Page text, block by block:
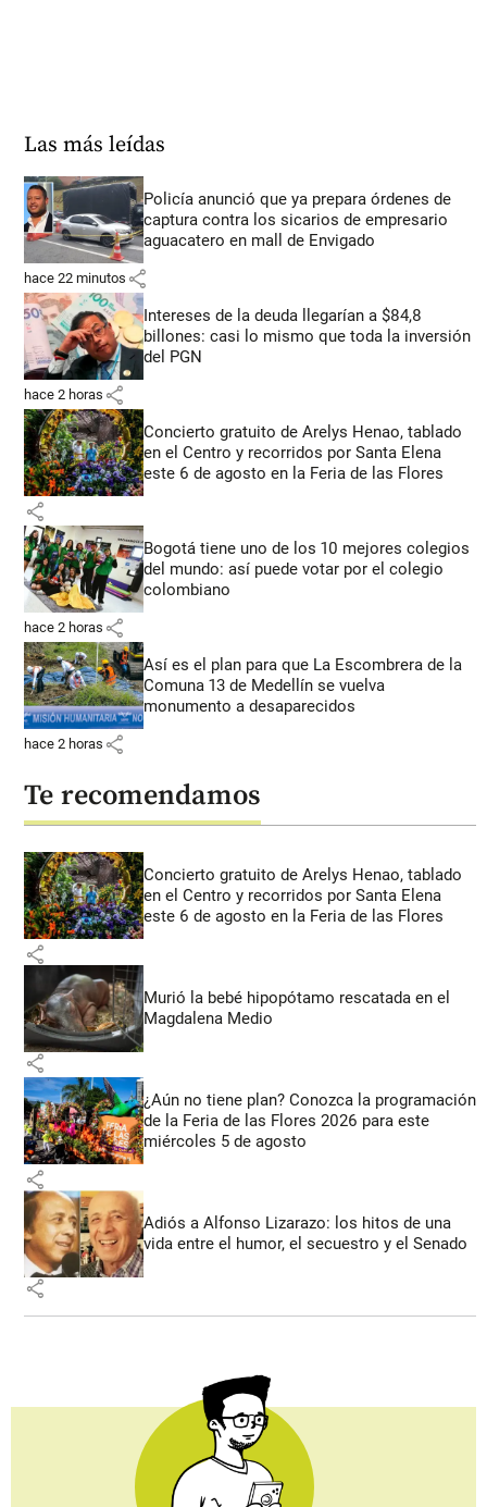
Las más leídas
Policía anunció que ya prepara órdenes de
captura contra los sicarios de empresario
aguacatero en mall de Envigado
hace 22 minutos share
Intereses de la deuda llegarían a $84,8
billones: casi lo mismo que toda la inversión
del PGN
hace 2 horas share
Concierto gratuito de Arelys Henao, tablado
en el Centro y recorridos por Santa Elena
este 6 de agosto en la Feria de las Flores
share
Bogotá tiene uno de los 10 mejores colegios
del mundo: así puede votar por el colegio
colombiano
hace 2 horas share
Así es el plan para que La Escombrera de la
Comuna 13 de Medellín se vuelva
monumento a desaparecidos
hace 2 horas share
Te recomendamos
Concierto gratuito de Arelys Henao, tablado
en el Centro y recorridos por Santa Elena
este 6 de agosto en la Feria de las Flores
share
Murió la bebé hipopótamo rescatada en el
Magdalena Medio
share
¿Aún no tiene plan? Conozca la programación
de la Feria de las Flores 2026 para este
miércoles 5 de agosto
share
Adiós a Alfonso Lizarazo: los hitos de una
vida entre el humor, el secuestro y el Senado
share